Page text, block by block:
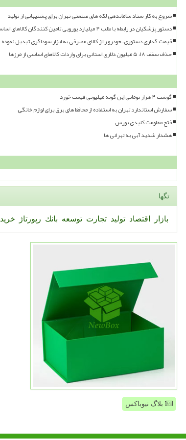
شروع به کار ستاد ساماندهی لکه های صنعتی تهران برای پشتیبانی از تولید
دستور پزشکیان در رابطه با طلب ۴ میلیارد یورویی تامین کنندگان کالاهای اساسی
قیمت گذاری دستوری، خودرو را از کالای مصرفی به ابزار سوداگری تبدیل نموده
حذف سقف ۱۸، ۵ میلیون دلاری استانی برای واردات کالاهای اساسی از مرزها
گوشت ۴ هزار تومانی این گونه میلیونی قیمت خورد
سفارش استاندارد تهران به استفاده از محافظ های برق برای لوازم خانگی
فتح مقاومت کلیدی بورس
هشدار شدید آبی به تهرانی ها
تگها
بازار اقتصاد تولید تجارت توسعه بانك رپورتاژ خرید
بلاگ نیوباکس